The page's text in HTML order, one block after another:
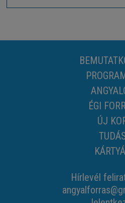
ÉGI
ÚJ
Hírlevél